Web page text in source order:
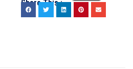
Share This :